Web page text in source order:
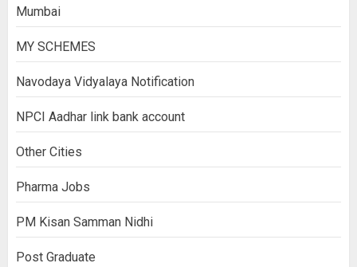
Mumbai
MY SCHEMES
Navodaya Vidyalaya Notification
NPCI Aadhar link bank account
Other Cities
Pharma Jobs
PM Kisan Samman Nidhi
Post Graduate